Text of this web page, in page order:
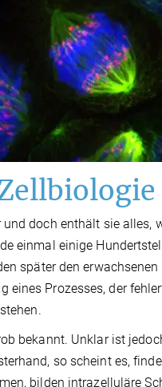
doch enthält sie alles,
einmal einige
später den
eines Prozesses, der
bekannt. Unklar ist
so scheint es,
bilden intrazelluläre